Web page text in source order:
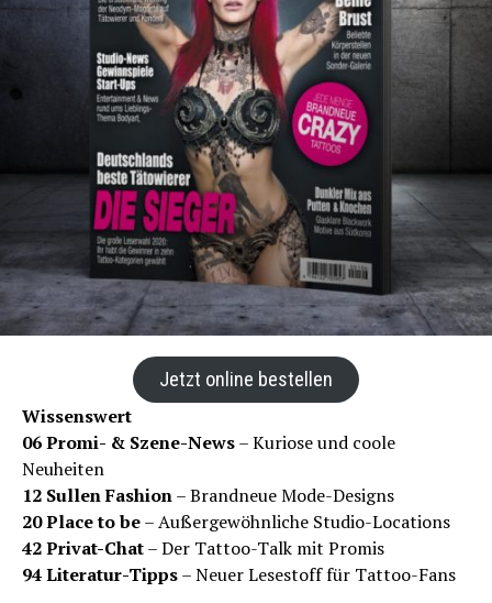
Jetzt online bestellen
Wissenswert
06 Promi- & Szene-News– Kuriose und coole
Neuheiten
12 Sullen Fashion– Brandneue Mode-Designs
20 Place to be– Außergewöhnliche Studio-Locations
42 Privat-Chat– Der Tattoo-Talk mit Promis
94 Literatur-Tipps– Neuer Lesestoff für Tattoo-Fans